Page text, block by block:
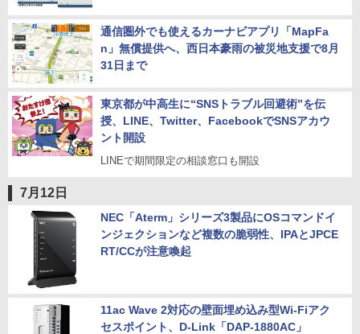
通信圏外でも使えるカーナビアプリ「MapFa
n」無償提供へ、西日本豪雨の被災地支援で8月
31日まで
東京都が中高生に“SNSトラブル回避術”を伝
授、LINE、Twitter、FacebookでSNSアカウ
ント開設
LINEで期間限定の相談窓口も開設
7月12日
NEC「Aterm」シリーズ3製品にOSコマンドイ
ンジェクションなど複数の脆弱性、IPAとJPCE
RT/CCが注意喚起
11ac Wave 2対応の壁面埋め込み型Wi-Fiアク
セスポイント、D-Link「DAP-1880AC」